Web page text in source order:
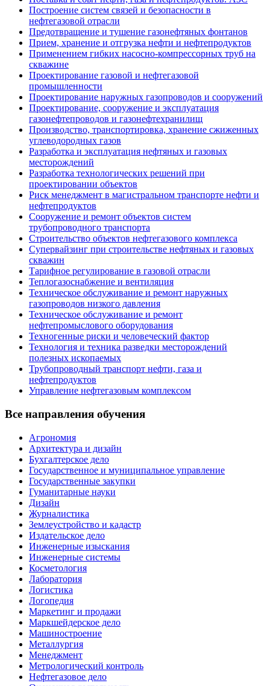
Построение систем связей и безопасности в
нефтегазовой отрасли
Предотвращение и тушение газонефтяных фонтанов
Прием, хранение и отгрузка нефти и нефтепродуктов
Применением гибких насосно-компрессорных труб на
скважине
Проектирование газовой и нефтегазовой
промышленности
Проектирование наружных газопроводов и сооружений
Проектирование, сооружение и эксплуатация
газонефтепроводов и газонефтехранилищ
Производство, транспортировка, хранение сжиженных
углеводородных газов
Разработка и эксплуатация нефтяных и газовых
месторождений
Разработка технологических решений при
проектировании объектов
Риск менеджмент в магистральном транспорте нефти и
нефтепродуктов
Сооружение и ремонт объектов систем
трубопроводного транспорта
Строительство объектов нефтегазового комплекса
Супервайзинг при строительстве нефтяных и газовых
скважин
Тарифное регулирование в газовой отрасли
Теплогазоснабжение и вентиляция
Техническое обслуживание и ремонт наружных
газопроводов низкого давления
Техническое обслуживание и ремонт
нефтепромыслового оборудования
Техногенные риски и человеческий фактор
Технология и техника разведки месторождений
полезных ископаемых
Трубопроводный транспорт нефти, газа и
нефтепродуктов
Управление нефтегазовым комплексом
Все направления обучения
Агрономия
Архитектура и дизайн
Бухгалтерское дело
Государственное и муниципальное управление
Государственные закупки
Гуманитарные науки
Дизайн
Журналистика
Землеустройство и кадастр
Издательское дело
Инженерные изыскания
Инженерные системы
Косметология
Лаборатория
Логистика
Логопедия
Маркетинг и продажи
Маркшейдерское дело
Машиностроение
Металлургия
Менеджмент
Метрологический контроль
Нефтегазовое дело